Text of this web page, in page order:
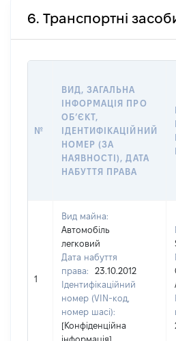
6. Транспортні
№
ВИД, ЗАГАЛЬНА
ІНФОРМАЦІЯ ПРО
ОБʼЄКТ,
ІДЕНТИФІКАЦІЙНИЙ
НОМЕР (ЗА
НАЯВНОСТІ), ДАТА
НАБУТТЯ ПРАВА
1
Вид майна:
Автомобіль
легковий
Дата набуття
права:
23.10.2012
Ідентифікаційний
номер (VIN-код,
номер шасі):
[Конфіденційна
інформація]